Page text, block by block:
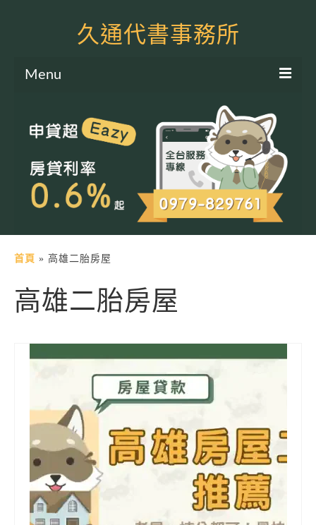
久通代書事務所
Menu
土地二胎申貸
房屋二胎申貸
軍公教貸款
土地貸款
房屋貸款
信用貸款
代書貸款
銀行貸款
其他貸款
申貸Q&A
久通專欄
時事解析
首頁 » 高雄二胎房屋
高雄二胎房屋